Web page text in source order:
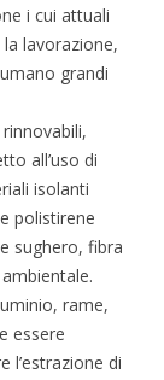
i cui attuali
lavorazione,
grandi
all’uso di
isolanti
polistirene
sughero, fibra
rame,
essere
l’estrazione di